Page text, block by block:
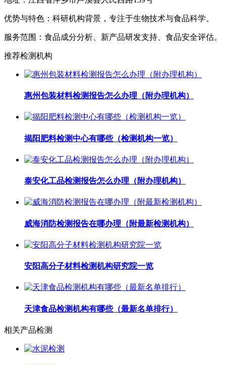
优势与特色：科研机构背景，专注于生物技术与食品科学。
服务范围：食品成分分析、新产品研发支持、食品安全评估。
推荐检测机构
惠州包装材料检测报告怎么办理（附办理机构）
揭阳肥料检测中心有哪些（检测机构一览）
泰安化工品检测报告怎么办理（附办理机构）
威海消防检测报告在哪办理（附最新检测机构）
安阳高分子材料检测机构研究院一览
天津食品检测机构有哪些（最新名单排行）
相关产品检测